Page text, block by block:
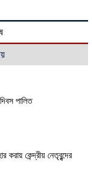
পালিত
করায় কেন্দ্রীয় নেতৃবৃন্দের